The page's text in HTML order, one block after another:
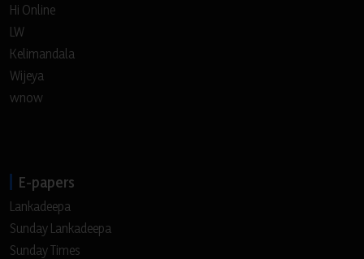
Hi Online
LW
Kelimandala
Wijeya
wnow
E-papers
Lankadeepa
Sunday Lankadeepa
Sunday Times